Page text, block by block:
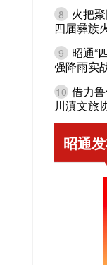
8
火把
四届彝族
9
昭通“
强降雨实
10 借力
川滇文旅
昭通